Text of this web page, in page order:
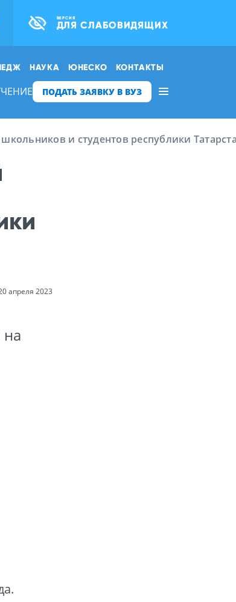
ВЕРСИЯ
ДЛЯ СЛАБОВИДЯЩИХ
НАУКА ЮНЕСКО КОНТАКТЫ
ПОДАТЬ ЗАЯВКУ В ВУЗ
и студентов республики
апреля 2023
на